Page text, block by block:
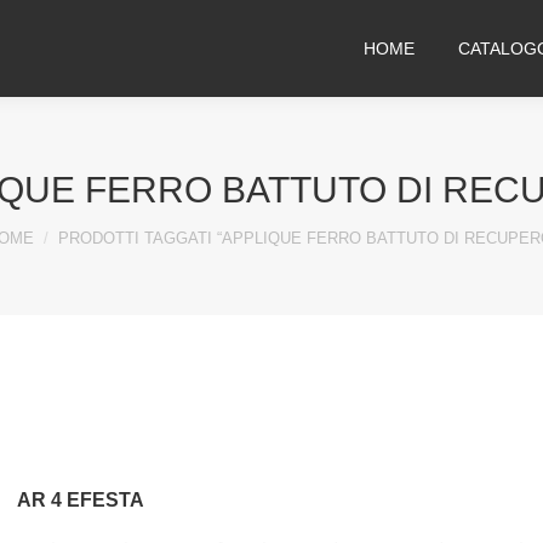
HOME
FERRO BATTUTO DI
are here:PRODOTTI TAGGATI “APPLIQUE FERRO BATTUTO DI
AR 4 EFESTA